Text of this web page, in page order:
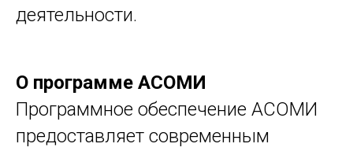
деятельности.
О программе АСОМИ
Программное обеспечение АСОМИ
предоставляет современным